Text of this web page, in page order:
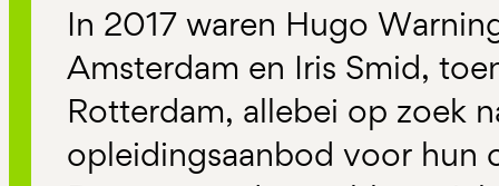
In 2017 waren Hugo
Amsterdam en Iris Smid,
Rotterdam, allebei op zoek
opleidingsaanbod voor hun